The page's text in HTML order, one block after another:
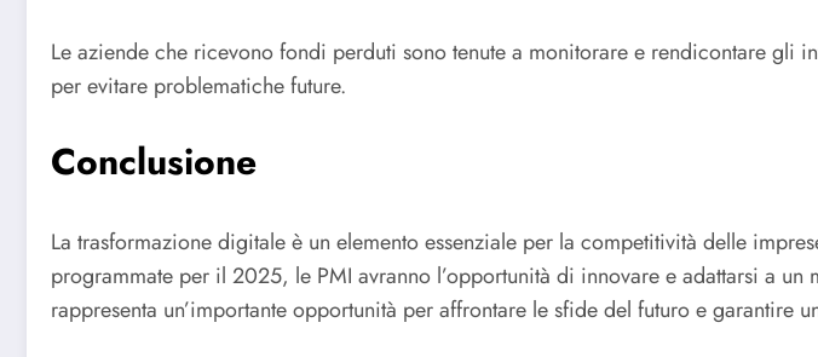
Le aziende che ricevono fondi perduti sono tenute a monitorare e rendicontare gli
per evitare problematiche future.
Conclusione
La trasformazione digitale è un elemento essenziale per la competitività delle
programmate per il 2025, le PMI avranno l’opportunità di innovare e adattarsi a
rappresenta un’importante opportunità per affrontare le sfide del futuro e garantire